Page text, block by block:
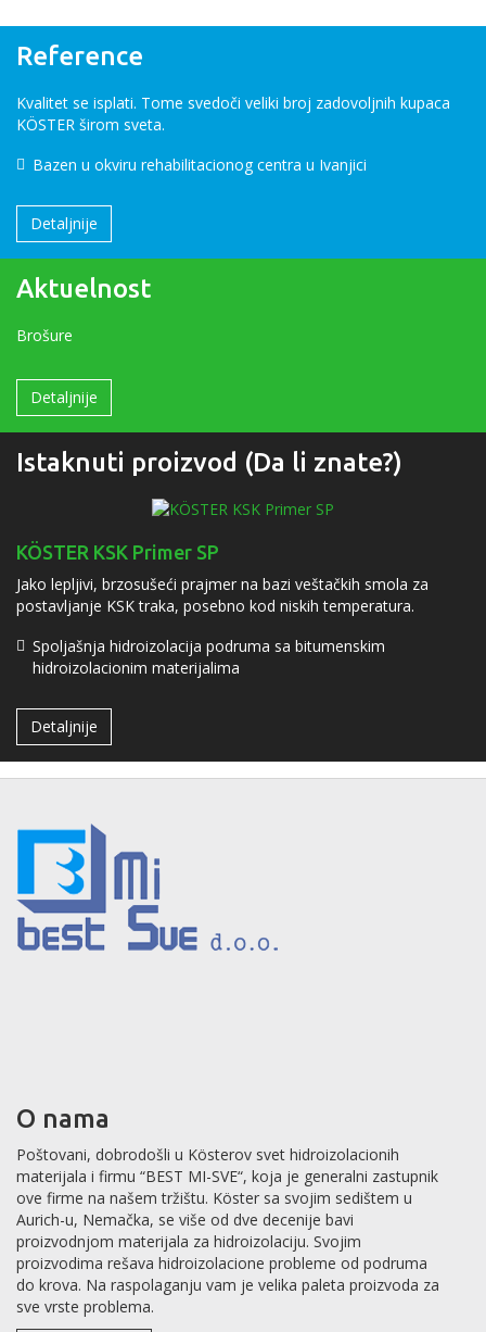
Reference
Kvalitet se isplati. Tome svedoči veliki broj zadovoljnih kupaca
KÖSTER širom sveta.
Bazen u okviru rehabilitacionog centra u Ivanjici
Detaljnije
Aktuelnost
Brošure
Detaljnije
Istaknuti proizvod (Da li znate?)
KÖSTER KSK Primer SP
Jako lepljivi, brzosušeći prajmer na bazi veštačkih smola za
postavljanje KSK traka, posebno kod niskih temperatura.
Spoljašnja hidroizolacija podruma sa bitumenskim
hidroizolacionim materijalima
Detaljnije
O nama
Poštovani, dobrodošli u Kösterov svet hidroizolacionih
materijala i firmu “BEST MI-SVE“, koja je generalni zastupnik
ove firme na našem tržištu. Köster sa svojim sedištem u
Aurich-u, Nemačka, se više od dve decenije bavi
proizvodnjom materijala za hidroizolaciju. Svojim
proizvodima rešava hidroizolacione probleme od podruma
do krova. Na raspolaganju vam je velika paleta proizvoda za
sve vrste problema.